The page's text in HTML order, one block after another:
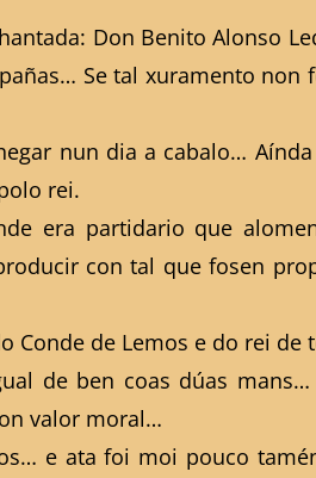
Don Benito Alonso
Se tal xuramento
nun dia a cabalo…
rei.
era partidario que
con tal que fosen
de Lemos e do rei de
de ben coas dúas
valor moral…
e ata foi moi pouco